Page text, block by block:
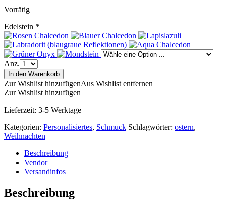
Vorrätig
Edelstein *
Anz.
In den Warenkorb
Zur Wishlist hinzufügenAus Wishlist entfernen
Zur Wishlist hinzufügen
Lieferzeit: 3-5 Werktage
Kategorien: Personalisiertes, Schmuck Schlagwörter: ostern,
Weihnachten
Beschreibung
Vendor
Versandinfos
Beschreibung